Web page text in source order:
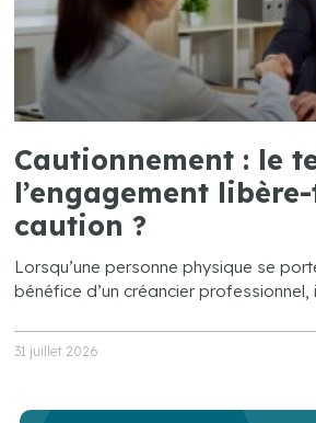
Cautionnement : le
l’engagement
caution ?
Lorsqu’une personne physique se
bénéfice d’un créancier professionnel,
31 juillet 2026